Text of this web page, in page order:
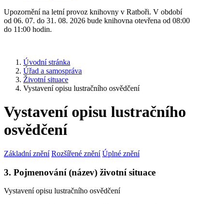
Upozornění na letní provoz knihovny v Ratboři. V období
od 06. 07. do 31. 08. 2026 bude knihovna otevřena od 08:00
do 11:00 hodin.
Úvodní stránka
Úřad a samospráva
Životní situace
Vystavení opisu lustračního osvědčení
Vystavení opisu lustračního
osvědčení
Základní znění Rozšířené znění Úplné znění
3. Pojmenování (název) životní situace
Vystavení opisu lustračního osvědčení